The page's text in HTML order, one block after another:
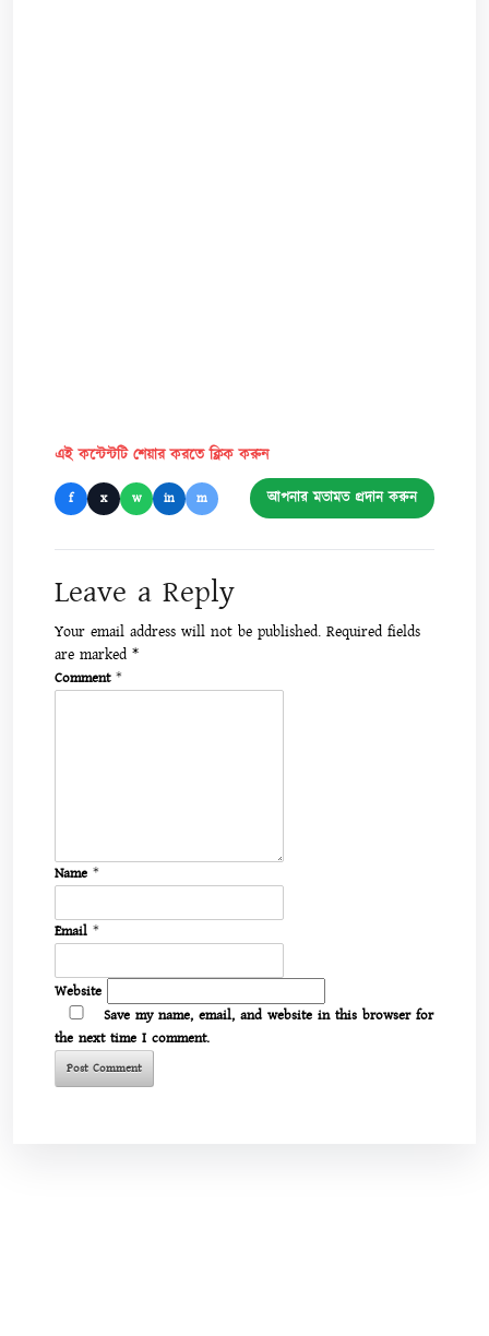
এই কন্টেন্টটি শেয়ার করতে ক্লিক করুন
f x w in m আপনার মতামত প্রদান করুন
Leave a Reply
Your email address will not be published. Required fields
are marked *
Comment *
Name *
Email *
Website
Save my name, email, and website in this browser for
the next time I comment.